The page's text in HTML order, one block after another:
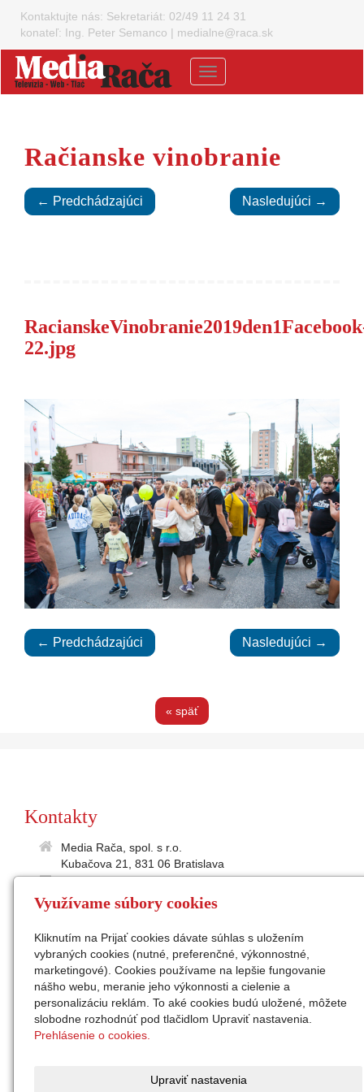
Kontaktujte nás: Sekretariát: 02/49 11 24 31
konateľ: Ing. Peter Semanco | medialne@raca.sk
Menu
Račianske vinobranie
← Predchádzajúci Nasledujúci →
22.jpg
← Predchádzajúci Nasledujúci →
« späť
Kontakty
Media Rača, spol. s r.o.
Kubačova 21, 831 06 Bratislava
2021865197
medialne@raca.sk
Sekretariát: 02/49 11 24 31
konateľ: Ing. Peter Semanco
Facebook
Instagram
Využívame súbory cookies
Kliknutím na Prijať cookies dávate súhlas s uložením
vybraných cookies (nutné, preferenčné, výkonnostné,
marketingové). Cookies používame na lepšie fungovanie
nášho webu, meranie jeho výkonnosti a cielenie a
personalizáciu reklám. To aké cookies budú uložené, môžete
slobodne rozhodnúť pod tlačidlom Upraviť nastavenia.
Prehlásenie o cookies.
Upraviť nastavenia